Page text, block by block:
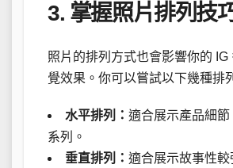
3. 掌握照片排列技
照片的排列方式也會影響你的 IG
覺效果。你可以嘗試以下幾種排
水平排列： 適合展示產品細節
系列。
垂直排列： 適合展示故事性較